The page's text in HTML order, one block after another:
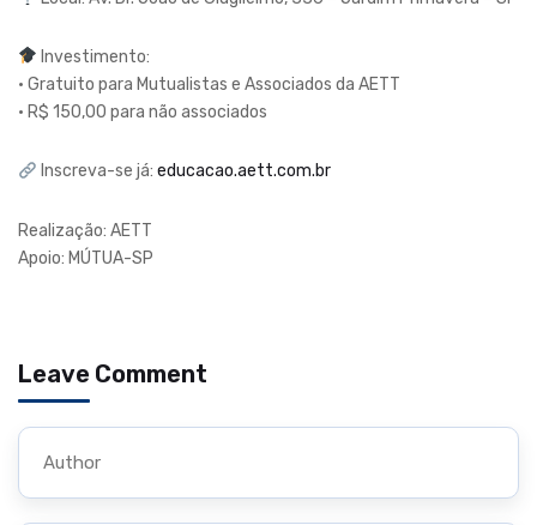
Investimento:
• Gratuito para Mutualistas e Associados da AETT
• R$ 150,00 para não associados
Inscreva-se já: educacao.aett.com.br
Realização: AETT
Apoio: MÚTUA-SP
Leave Comment